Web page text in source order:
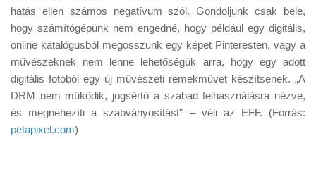
hatás ellen számos negatívum szól. Gondoljunk csak bele,
hogy számítógépünk nem engedné, hogy például egy digitális,
online katalógusból megosszunk egy képet Pinteresten, vagy a
művészeknek nem lenne lehetőségük arra, hogy egy adott
digitális fotóból egy új művészeti remekművet készítsenek. „A
DRM nem működik, jogsértő a szabad felhasználásra nézve,
és megnehezíti a szabványosítást” – véli az EFF. (Forrás:
petapixel.com)